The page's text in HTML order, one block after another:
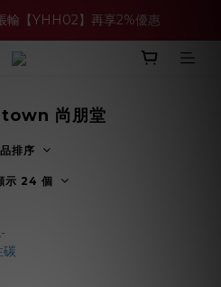
，比百貨公司更划算 >>
輸【YHH02】再享2%優惠
，比百貨公司更划算 >>
尚朋堂
排序
示 24 個